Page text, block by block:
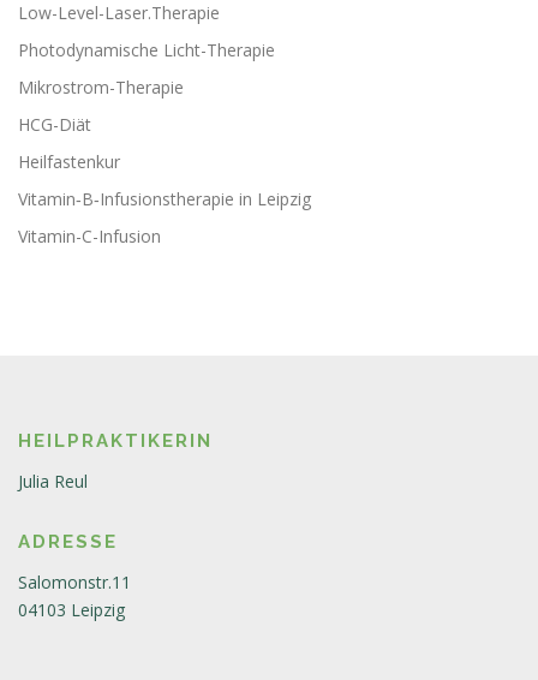
Low-Level-Laser.Therapie
Photodynamische Licht-Therapie
Mikrostrom-Therapie
HCG-Diät
Heilfastenkur
Vitamin‑B‑Infusionstherapie in Leipzig
Vitamin-C-Infusion
HEILPRAKTIKERIN
Julia Reul
ADRESSE
Salomonstr.11
04103 Leipzig